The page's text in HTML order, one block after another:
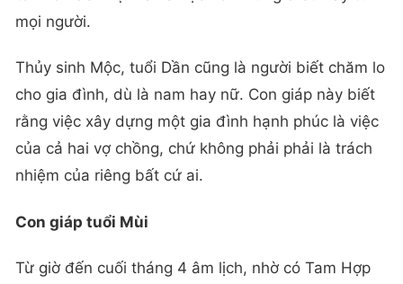
mọi người.
Thủy sinh Mộc, tuổi Dần cũng là người biết chăm lo
cho gia đình, dù là nam hay nữ. Con giáp này biết
rằng việc xây dựng một gia đình hạnh phúc là việc
của cả hai vợ chồng, chứ không phải phải là trách
nhiệm của riêng bất cứ ai.
Con giáp tuổi Mùi
Từ giờ đến cuối tháng 4 âm lịch, nhờ có Tam Hợp